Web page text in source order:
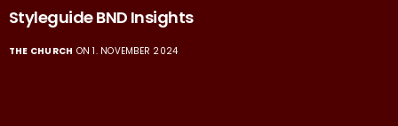
Styleguide BND Insights
THE CHURCH ON 1. NOVEMBER 2024